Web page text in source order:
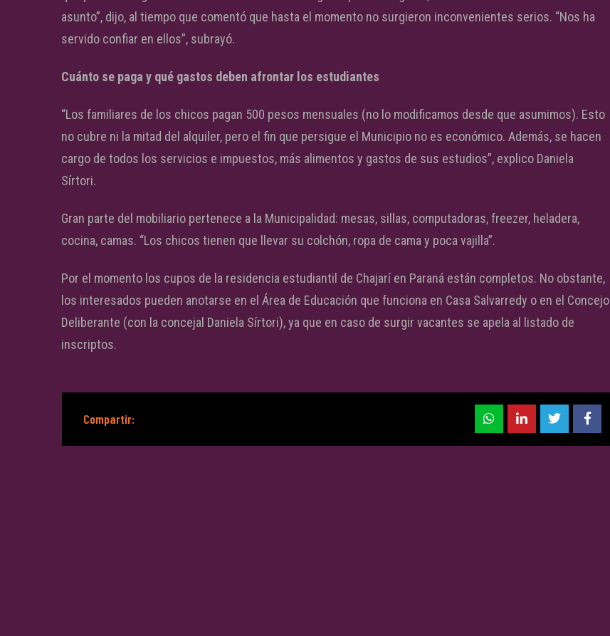
asunto”, dijo, al tiempo que comentó que hasta el momento no surgieron inconvenientes serios. “Nos ha
servido confiar en ellos”, subrayó.
Cuánto se paga y qué gastos deben afrontar los estudiantes
“Los familiares de los chicos pagan 500 pesos mensuales (no lo modificamos desde que asumimos). Esto
no cubre ni la mitad del alquiler, pero el fin que persigue el Municipio no es económico. Además, se hacen
cargo de todos los servicios e impuestos, más alimentos y gastos de sus estudios”, explico Daniela
Sírtori.
Gran parte del mobiliario pertenece a la Municipalidad: mesas, sillas, computadoras, freezer, heladera,
cocina, camas. “Los chicos tienen que llevar su colchón, ropa de cama y poca vajilla”.
Por el momento los cupos de la residencia estudiantil de Chajarí en Paraná están completos. No obstante,
los interesados pueden anotarse en el Área de Educación que funciona en Casa Salvarredy o en el Concejo
Deliberante (con la concejal Daniela Sírtori), ya que en caso de surgir vacantes se apela al listado de
inscriptos.
Compartir: